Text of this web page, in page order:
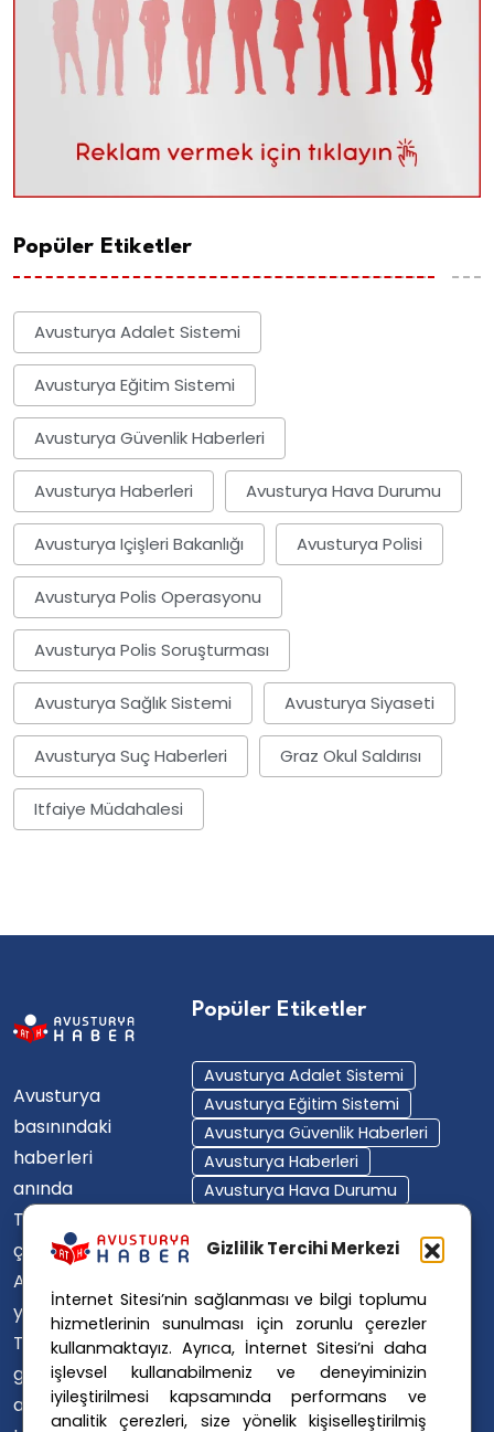
Gizlilik Tercihi Merkezi
İnternet Sitesi’nin sağlanması ve bilgi toplumu
hizmetlerinin sunulması için zorunlu çerezler
kullanmaktayız. Ayrıca, İnternet Sitesi’ni daha
işlevsel kullanabilmeniz ve deneyiminizin
iyileştirilmesi kapsamında performans ve
analitik çerezleri, size yönelik kişiselleştirilmiş
Popüler Etiketler
Avusturya Adalet Sistemi
Avusturya Eğitim Sistemi
Avusturya Güvenlik Haberleri
Avusturya Haberleri Avusturya Hava Durumu
Avusturya Içişleri Bakanlığı Avusturya Polisi
Avusturya Polis Operasyonu
Avusturya Polis Soruşturması
Avusturya Sağlık Sistemi Avusturya Siyaseti
Avusturya Suç Haberleri Graz Okul Saldırısı
Itfaiye Müdahalesi
Avusturya
basınındaki
haberleri
anında
Türkçe'ye
çevirerek,
Avusturya'da
yaşayan
Türklerin ülke
gündemini
ana dillerinde
Popüler Etiketler
Avusturya Adalet Sistemi
Avusturya Eğitim Sistemi
Avusturya Güvenlik Haberleri
Avusturya Haberleri
Avusturya Hava Durumu
Avusturya Polisi
Avusturya Polis Soruşturması
Avusturya Sağlık Sistemi
Avusturya Siyaseti
Avusturya Suç Haberleri
Avusturya Trafik Haberleri